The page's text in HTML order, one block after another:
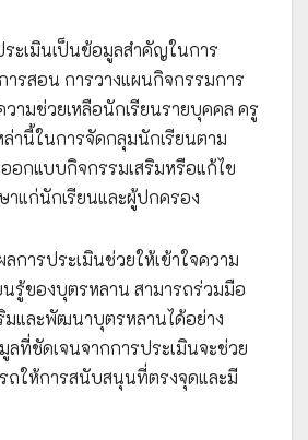
ะเมินเป็นข้อมูลสำคัญในการ
ารสอน การวางแผนกิจกรรมการ
วามช่วยเหลือนักเรียนรายบุคคล ครู
ล่านี้ในการจัดกลุมนักเรียนตาม
อกแบบกิจกรรมเสริมหรือแก้ไข
าแก่นักเรียนและผู้ปกครอง
การประเมินช่วยให้เข้าใจความ
นรู้ของบุตรหลาน สามารถร่วมมือ
มและพัฒนาบุตรหลานได้อย่าง
ลที่ชัดเจนจากการประเมินจะช่วย
ถให้การสนับสนุนที่ตรงจุดและมี